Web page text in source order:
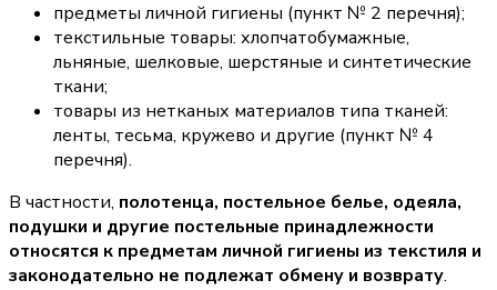
предметы личной гигиены (пункт № 2 перечня);
текстильные товары: хлопчатобумажные,
льняные, шелковые, шерстяные и синтетические
ткани;
товары из нетканых материалов типа тканей:
ленты, тесьма, кружево и другие (пункт № 4
перечня).
В частности, полотенца, постельное белье, одеяла,
подушки и другие постельные принадлежности
относятся к предметам личной гигиены из текстиля и
законодательно не подлежат обмену и возврату.